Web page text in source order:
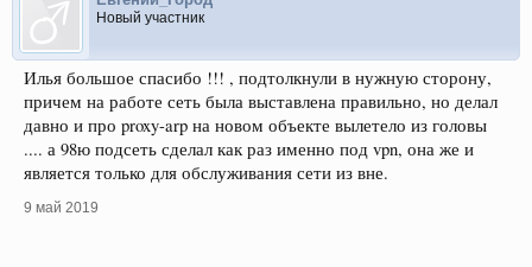
Новый участник
Илья большое спасибо !!! , подтолкнули в нужную сторону,
причем на работе сеть была выставлена правильно, но делал
давно и про proxy-arp на новом объекте вылетело из головы
.... а 98ю подсеть сделал как раз именно под vpn, она же и
является только для обслуживания сети из вне.
9 май 2019